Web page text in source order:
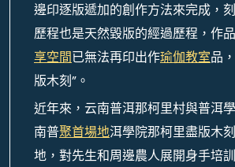
邊印逐版遞加的創作方法來完成，
歷程也是天然毀版的經過歷程，作
享空間已無法再印出作瑜伽教室品
版木刻”。
近年來，云南普洱那柯里村與普洱
南普聚首場地洱學院那柯里盡版木
地，對先生和周邊農人展開身手培